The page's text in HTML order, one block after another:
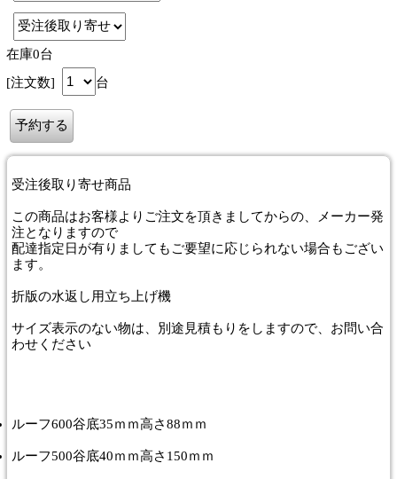
在庫0台
[注文数]
台
受注後取り寄せ商品
この商品はお客様よりご注文を頂きましてからの、メーカー発
注となりますので
配達指定日が有りましてもご要望に応じられない場合もござい
ます。
折版の水返し用立ち上げ機
サイズ表示のない物は、別途見積もりをしますので、お問い合
わせください
ルーフ600谷底35ｍｍ高さ88ｍｍ
ルーフ500谷底40ｍｍ高さ150ｍｍ